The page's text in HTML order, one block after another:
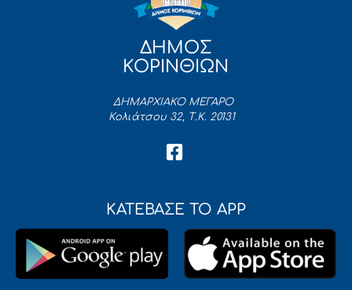
ΔΗΜΟΣ
ΚΟΡΙΝΘΙΩΝ
ΔΗΜΑΡΧΙΑΚΟ ΜΕΓΑΡΟ
Κολιάτσου 32, Τ.Κ. 20131
ΚΑΤΕΒΑΣΕ ΤΟ APP